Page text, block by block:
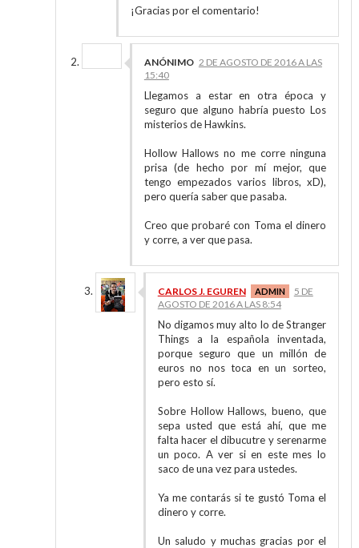
¡Gracias por el comentario!
ANÓNIMO 2 DE AGOSTO DE 2016 A LAS
15:40
Llegamos a estar en otra época y
seguro que alguno habría puesto Los
misterios de Hawkins.
Hollow Hallows no me corre ninguna
prisa (de hecho por mí mejor, que
tengo empezados varios libros, xD),
pero quería saber que pasaba.
Creo que probaré con Toma el dinero
y corre, a ver que pasa.
CARLOS J. EGUREN
5 DE
AGOSTO DE 2016 A LAS 8:54
No digamos muy alto lo de Stranger
Things a la española inventada,
porque seguro que un millón de
euros no nos toca en un sorteo,
pero esto sí.
Sobre Hollow Hallows, bueno, que
sepa usted que está ahí, que me
falta hacer el dibucutre y serenarme
un poco. A ver si en este mes lo
saco de una vez para ustedes.
Ya me contarás si te gustó Toma el
dinero y corre.
Un saludo y muchas gracias por el